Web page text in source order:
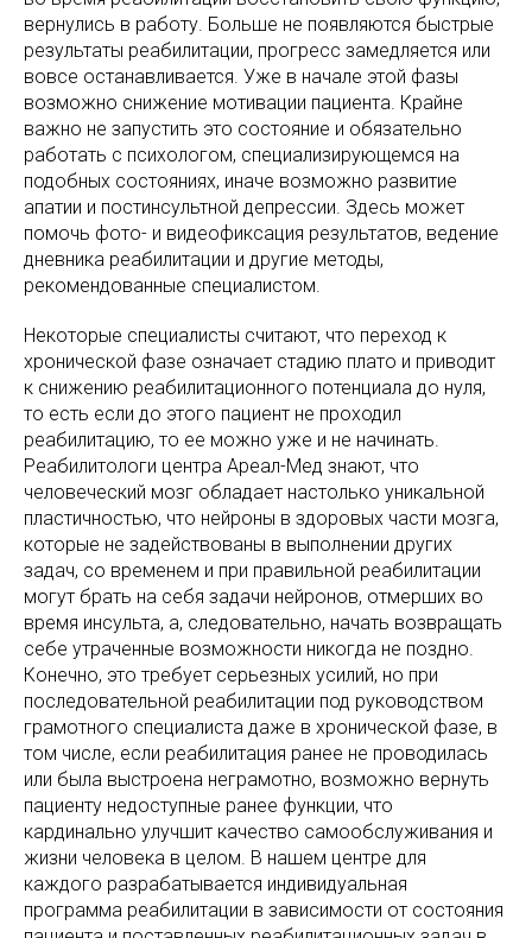
вернулись в работу. Больше не появляются быстрые
результаты реабилитации, прогресс замедляется или
вовсе останавливается. Уже в начале этой фазы
возможно снижение мотивации пациента. Крайне
важно не запустить это состояние и обязательно
работать с психологом, специализирующемся на
подобных состояниях, иначе возможно развитие
апатии и постинсультной депрессии. Здесь может
помочь фото- и видеофиксация результатов, ведение
дневника реабилитации и другие методы,
рекомендованные специалистом.
Некоторые специалисты считают, что переход к
хронической фазе означает стадию плато и приводит
к снижению реабилитационного потенциала до нуля,
то есть если до этого пациент не проходил
реабилитацию, то ее можно уже и не начинать.
Реабилитологи центра Ареал-Мед знают, что
человеческий мозг обладает настолько уникальной
пластичностью, что нейроны в здоровых части мозга,
которые не задействованы в выполнении других
задач, со временем и при правильной реабилитации
могут брать на себя задачи нейронов, отмерших во
время инсульта, а, следовательно, начать возвращать
себе утраченные возможности никогда не поздно.
Конечно, это требует серьезных усилий, но при
последовательной реабилитации под руководством
грамотного специалиста даже в хронической фазе, в
том числе, если реабилитация ранее не проводилась
или была выстроена неграмотно, возможно вернуть
пациенту недоступные ранее функции, что
кардинально улучшит качество самообслуживания и
жизни человека в целом. В нашем центре для
каждого разрабатывается индивидуальная
программа реабилитации в зависимости от состояния